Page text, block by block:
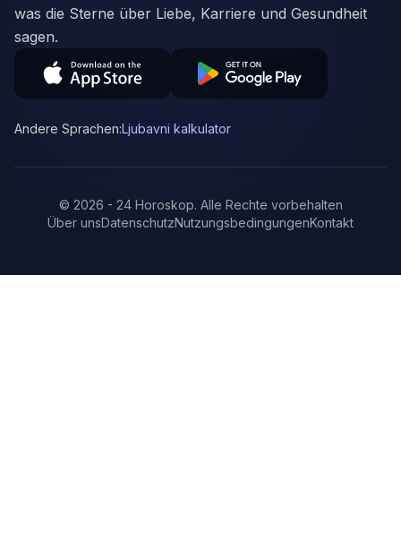
was die Sterne über Liebe, Karriere und Gesundheit
sagen.
Andere Sprachen:Ljubavni kalkulator
© 2026 - 24 Horoskop. Alle Rechte vorbehalten
Über unsDatenschutzNutzungsbedingungenKontakt